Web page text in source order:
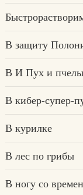
В защиту
В И Пух и пчелы
В кибер-супер-
В курилке
В лес по грибы
В ногу со